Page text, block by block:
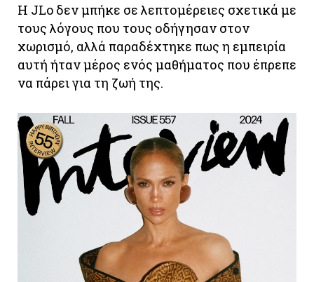
H JLo δεν μπήκε σε λεπτομέρειες σχετικά με
τους λόγους που τους οδήγησαν στον
χωρισμό, αλλά παραδέχτηκε πως η εμπειρία
αυτή ήταν μέρος ενός μαθήματος που έπρεπε
να πάρει για τη ζωή της.